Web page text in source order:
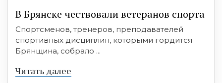
В Брянске чествовали ветеранов спорта
Спортсменов, тренеров, преподавателей
спортивных дисциплин, которыми гордится
Брянщина, собрало ...
Читать далее